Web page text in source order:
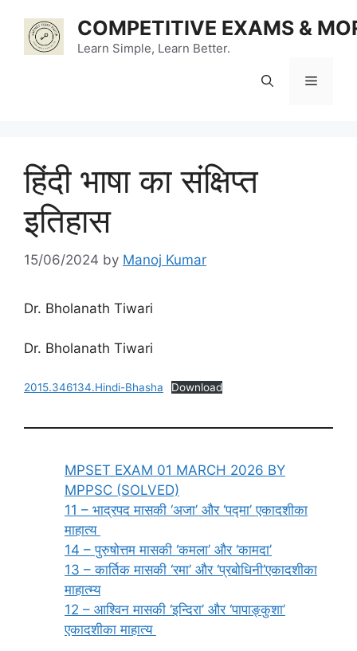
content
COMPETITIVE EXAMS &
Learn Simple, Learn Better.
Menu
हिंदी भाषा का संक्षिप्त
इतिहास
15/06/2024 by Manoj Kumar
Dr. Bholanath Tiwari
Dr. Bholanath Tiwari
2015.346134.Hindi-Bhasha Download
MPSET EXAM 01 MARCH 2026 BY
MPPSC (SOLVED)
11 – भाद्रपद मासकी ‘अजा’ और ‘पद्मा’ एकादशीका
माहात्य
14 – पुरुषोत्तम मासकी ‘कमला’ और ‘कामदा’
13 – कार्तिक मासकी ‘रमा’ और ‘प्रबोधिनी’एकादशीका
माहात्म्य
12 – आश्विन मासकी ‘इन्दिरा’ और ‘पापाङ्कुशा’
एकादशीका माहात्य